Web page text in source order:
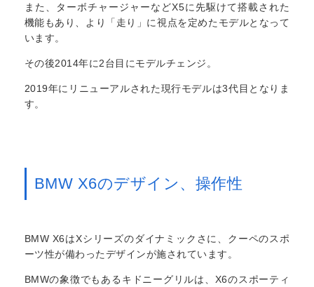
また、ターボチャージャーなどX5に先駆けて搭載された
機能もあり、より「走り」に視点を定めたモデルとなって
います。
その後2014年に2台目にモデルチェンジ。
2019年にリニューアルされた現行モデルは3代目となりま
す。
BMW X6のデザイン、操作性
BMW X6はXシリーズのダイナミックさに、クーペのスポ
ーツ性が備わったデザインが施されています。
BMWの象徴でもあるキドニーグリルは、X6のスポーティ